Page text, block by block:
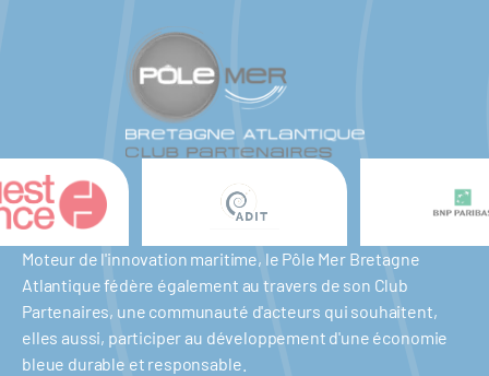
Moteur de l'innovation maritime, le Pôle Mer Bretagne
Atlantique fédère également au travers de son Club
Partenaires, une communauté d'acteurs qui souhaitent,
elles aussi, participer au développement d'une économie
bleue durable et responsable.